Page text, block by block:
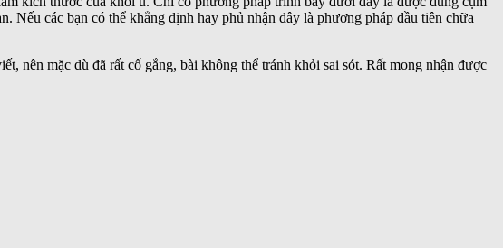
Nếu các bạn có thể khẳng định hay phủ nhận đây là phương pháp đầu tiên chữa
nên mặc dù đã rất cố gắng, bài không thể tránh khỏi sai sót. Rất mong nhận được